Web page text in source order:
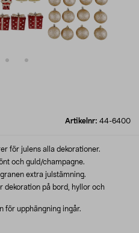
Artikelnr: 44-6400
för julens alla dekorationer.
och guld/champagne.
extra julstämning.
dekoration på bord, hyllor och
för upphängning ingår.